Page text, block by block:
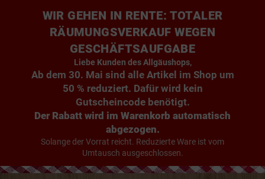
WIR GEHEN IN RENTE: TOTALER
RÄUMUNGSVERKAUF WEGEN
GESCHÄFTSAUFGABE
Liebe Kunden des Allgäushops,
Ab dem 30. Mai sind alle Artikel im Shop um
50 % reduziert. Dafür wird kein
Gutscheincode benötigt.
Der Rabatt wird im Warenkorb automatisch
abgezogen.
Solange der Vorrat reicht. Reduzierte Ware ist vom
Umtausch ausgeschlossen.